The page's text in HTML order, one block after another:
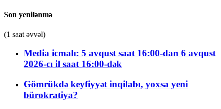
Son yenilənmə
(1 saat əvvəl)
Media icmalı: 5 avqust saat 16:00-dan 6 avqust
2026-cı il saat 16:00-dək
Gömrükdə keyfiyyət inqilabı, yoxsa yeni
bürokratiya?